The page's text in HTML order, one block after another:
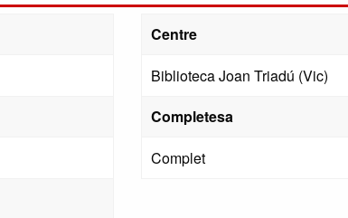
Centre
Biblioteca Joan Triadú (Vic)
Completesa
Complet